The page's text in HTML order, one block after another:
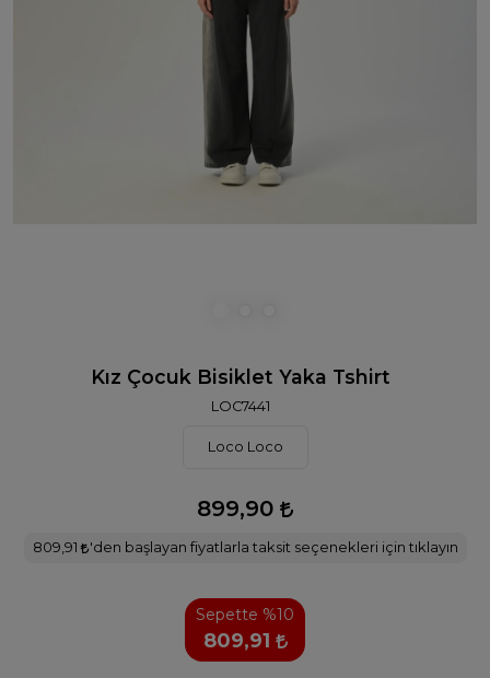
Kız Çocuk Bisiklet Yaka Tshirt
LOC7441
Loco Loco
899,90
809,91 'den başlayan fiyatlarla taksit seçenekleri için tıklayın
Sepette %10
809,91